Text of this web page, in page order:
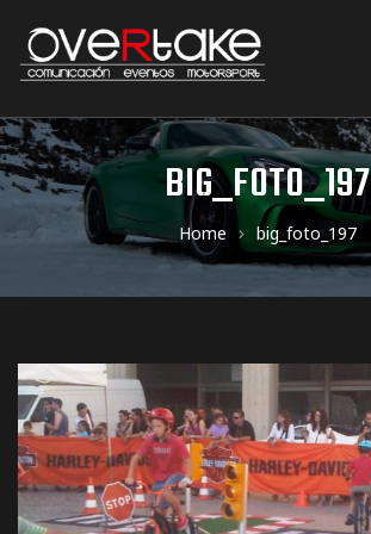
BIG_FOTO_197
Home big_foto_197
de